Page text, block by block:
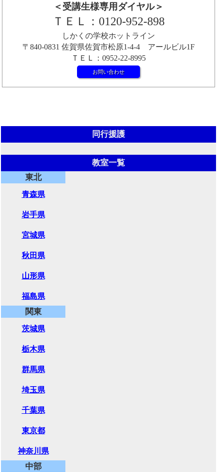
＜受講生様専用ダイヤル＞
ＴＥＬ：0120-952-898
しかくの学校ホットライン
〒840-0831 佐賀県佐賀市松原1-4-4 アールビル1F
ＴＥＬ：0952-22-8995
お問い合わせ
同行援護
教室一覧
東北
青森県
岩手県
宮城県
秋田県
山形県
福島県
関東
茨城県
栃木県
群馬県
埼玉県
千葉県
東京都
神奈川県
中部